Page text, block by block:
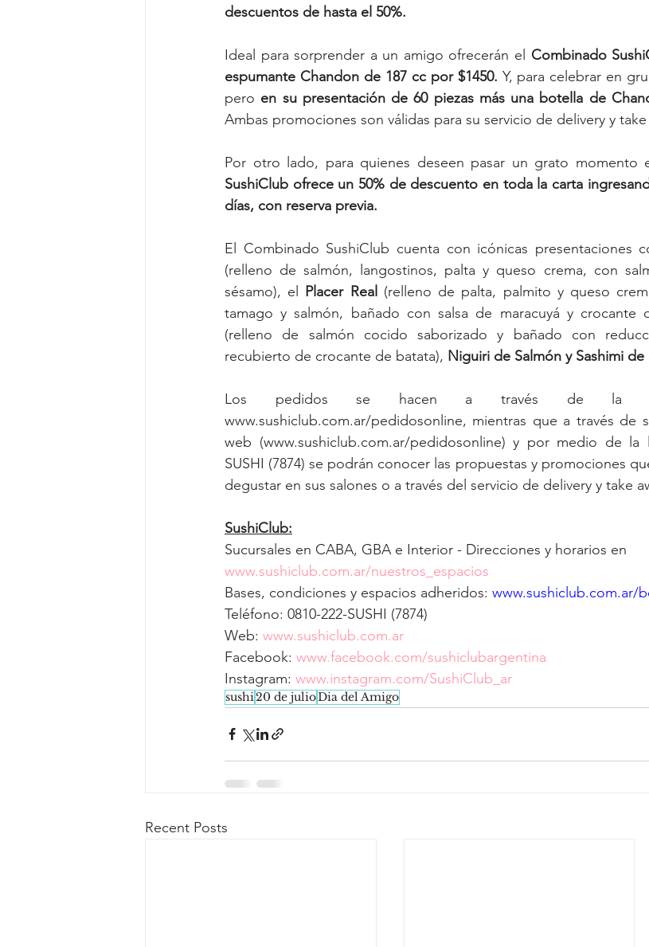
descuentos de hasta el 50%.
Ideal para sorprender a un amigo ofrecerán el Combinado
espumante Chandon de 187 cc por $1450. Y, para celebrar en
pero en su presentación de 60 piezas más una botella de
Ambas promociones son válidas para su servicio de delivery y take
SushiClub ofrece un 50% de descuento en toda la carta
días, con reserva previa.
El Combinado SushiClub cuenta con icónicas presentaciones
(relleno de salmón, langostinos, palta y queso crema, con
sésamo), el Placer Real (relleno de palta, palmito y queso
tamago y salmón, bañado con salsa de maracuyá y crocante
(relleno de salmón cocido saborizado y bañado con
recubierto de crocante de batata), Niguiri de Salmón y Sashimi de
Los pedidos se hacen a través de la
www.sushiclub.com.ar/pedidosonline, mientras que a través de
web (www.sushiclub.com.ar/pedidosonline) y por medio de la
SUSHI (7874) se podrán conocer las propuestas y promociones
degustar en sus salones o a través del servicio de delivery y take
SushiClub:
Sucursales en CABA, GBA e Interior - Direcciones y horarios en
www.sushiclub.com.ar/nuestros_espacios
Bases, condiciones y espacios adheridos: www.sushiclub.com.ar/
Teléfono: 0810-222-SUSHI (7874)
Web: www.sushiclub.com.ar
Facebook: www.facebook.com/sushiclubargentina
Instagram: www.instagram.com/SushiClub_ar
sushi20 de julioDia del Amigo
Recent Posts